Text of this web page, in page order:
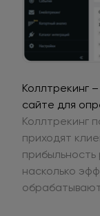
Коллтрекинг
сайте для
Коллтрекинг
приходят
прибыльность
насколько